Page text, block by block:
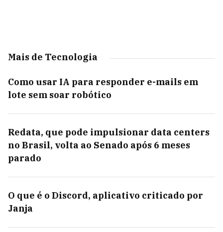
Mais de Tecnologia
Como usar IA para responder e-mails em
lote sem soar robótico
Redata, que pode impulsionar data centers
no Brasil, volta ao Senado após 6 meses
parado
O que é o Discord, aplicativo criticado por
Janja